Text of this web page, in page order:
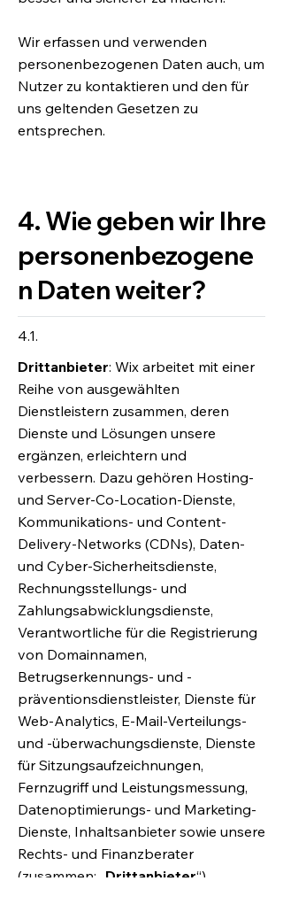
Wir erfassen und verwenden
personenbezogenen Daten auch, um
Nutzer zu kontaktieren und den für
uns geltenden Gesetzen zu
entsprechen.
4. Wie geben wir Ihre
personenbezogene
n Daten weiter?
4.1.
Drittanbieter: Wix arbeitet mit einer
Reihe von ausgewählten
Dienstleistern zusammen, deren
Dienste und Lösungen unsere
ergänzen, erleichtern und
verbessern. Dazu gehören Hosting-
und Server-Co-Location-Dienste,
Kommunikations- und Content-
Delivery-Networks (CDNs), Daten-
und Cyber-Sicherheitsdienste,
Rechnungsstellungs- und
Zahlungsabwicklungsdienste,
Verantwortliche für die Registrierung
von Domainnamen,
Betrugserkennungs- und -
präventionsdienstleister, Dienste für
Web-Analytics, E-Mail-Verteilungs-
und -überwachungsdienste, Dienste
für Sitzungsaufzeichnungen,
Fernzugriff und Leistungsmessung,
Datenoptimierungs- und Marketing-
Dienste, Inhaltsanbieter sowie unsere
Rechts- und Finanzberater
(zusammen: „ Drittanbieter“).